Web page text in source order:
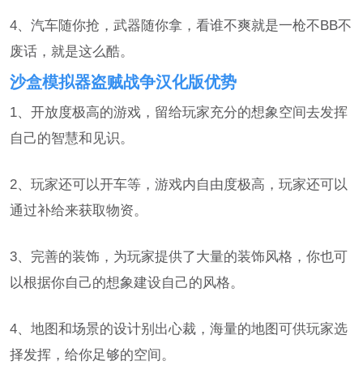
4、汽车随你抢，武器随你拿，看谁不爽就是一枪不BB不
废话，就是这么酷。
沙盒模拟器盗贼战争汉化版优势
1、开放度极高的游戏，留给玩家充分的想象空间去发挥
自己的智慧和见识。
2、玩家还可以开车等，游戏内自由度极高，玩家还可以
通过补给来获取物资。
3、完善的装饰，为玩家提供了大量的装饰风格，你也可
以根据你自己的想象建设自己的风格。
4、地图和场景的设计别出心裁，海量的地图可供玩家选
择发挥，给你足够的空间。